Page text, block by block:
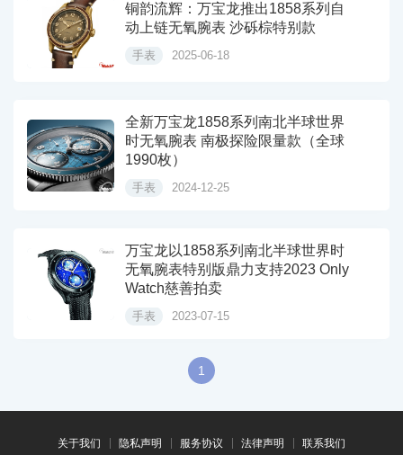
铜韵流辉：万宝龙推出1858系列自
动上链无氧腕表 沙砾棕特别款
手表 2025-06-18
全新万宝龙1858系列南北半球世界
时无氧腕表 南极探险限量款（全球
1990枚）
手表 2024-12-25
万宝龙以1858系列南北半球世界时
无氧腕表特别版鼎力支持2023 Only
Watch慈善拍卖
手表 2023-07-15
1
关于我们 隐私声明 服务协议 法律声明 联系我们